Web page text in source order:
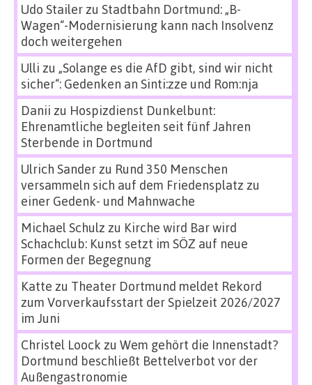
Udo Stailerzu Stadtbahn Dortmund: „B-
Wagen“-Modernisierung kann nach Insolvenz
doch weitergehen
Ulli zu „Solange es die AfD gibt, sind wir nicht
sicher“: Gedenken an Sinti:zze und Rom:nja
Danii zu Hospizdienst Dunkelbunt:
Ehrenamtliche begleiten seit fünf Jahren
Sterbende in Dortmund
Ulrich Sanderzu Rund 350 Menschen
versammeln sich auf dem Friedensplatz zu
einer Gedenk- und Mahnwache
Michael Schulz zu Kirche wird Bar wird
Schachclub: Kunst setzt im SÖZ auf neue
Formen der Begegnung
Katte zu Theater Dortmund meldet Rekord
zum Vorverkaufsstart der Spielzeit 2026/2027
im Juni
Christel Loock zu Wem gehört die Innenstadt?
Dortmund beschließt Bettelverbot vor der
Außengastronomie